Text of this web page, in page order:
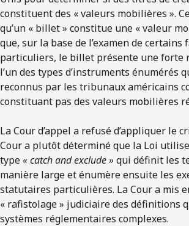
constituent des « valeurs mobilières ».
qu’un « billet » constitue une « valeur
que, sur la base de l’examen de certains
particuliers, le billet présente une forte
l’un des types d’instruments énumérés
reconnus par les tribunaux américains
constituant pas des valeurs mobilières
La Cour d’appel a refusé d’appliquer le
Cour a plutôt déterminé que la Loi
type« catch and exclude » qui définit les
manière large et énumère ensuite les
statutaires particulières. La Cour a mis
« rafistolage » judiciaire des définitions
systèmes réglementaires complexes.